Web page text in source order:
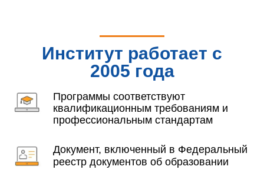
Институт работает с
2005 года
Программы соответствуют
квалификационным требованиям и
профессиональным стандартам
Документ, включенный в Федеральный
реестр документов об образовании